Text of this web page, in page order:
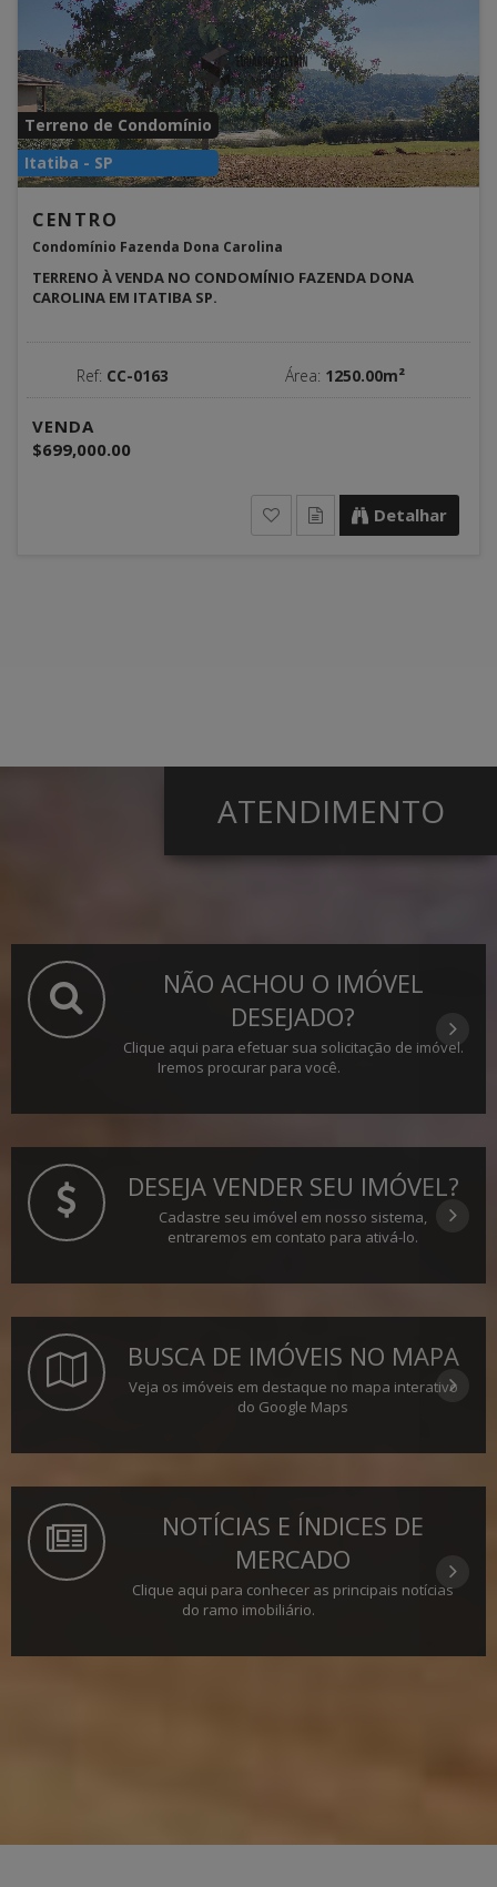
Terreno de Condomínio
Itatiba - SP
CENTRO
Condomínio Fazenda Dona Carolina
TERRENO À VENDA NO CONDOMÍNIO FAZENDA DONA
CAROLINA EM ITATIBA SP.
Ref: CC-0163 Área: 1250.00m²
VENDA
$699,000.00
Detalhar
ATENDIMENTO
NÃO ACHOU O IMÓVEL
DESEJADO?
Clique aqui para efetuar sua solicitação de imóvel.
Iremos procurar para você.
DESEJA VENDER SEU IMÓVEL?
Cadastre seu imóvel em nosso sistema,
entraremos em contato para ativá-lo.
BUSCA DE IMÓVEIS NO MAPA
Veja os imóveis em destaque no mapa interativo
do Google Maps
NOTÍCIAS E ÍNDICES DE
MERCADO
Clique aqui para conhecer as principais notícias
do ramo imobiliário.